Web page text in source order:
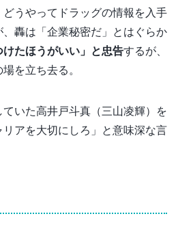
うやってドラッグの情報を入手
轟は「企業秘密だ」とはぐらか
けたほうがいい」と忠告するが、
を立ち去る。
いた高井戸斗真（三山凌輝）を
アを大切にしろ」と意味深な言